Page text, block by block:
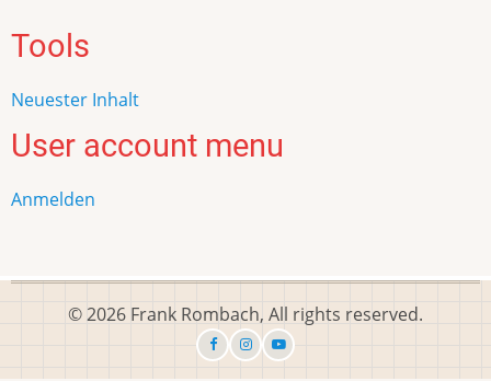
Tools
Neuester Inhalt
User account menu
Anmelden
© 2026 Frank Rombach, All rights reserved.